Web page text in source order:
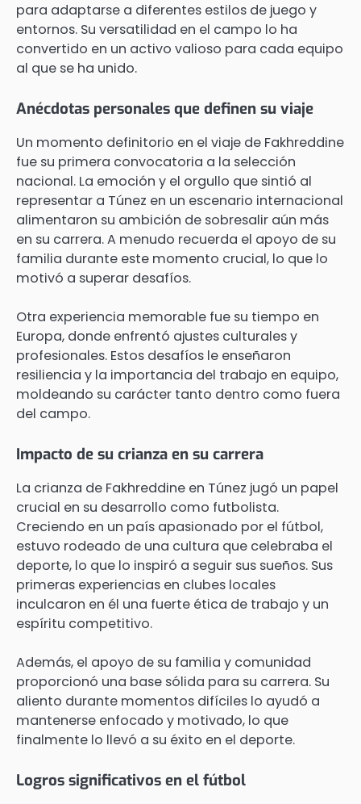
para adaptarse a diferentes estilos de juego y
entornos. Su versatilidad en el campo lo ha
convertido en un activo valioso para cada equipo
al que se ha unido.
Anécdotas personales que definen su viaje
Un momento definitorio en el viaje de Fakhreddine
fue su primera convocatoria a la selección
nacional. La emoción y el orgullo que sintió al
representar a Túnez en un escenario internacional
alimentaron su ambición de sobresalir aún más
en su carrera. A menudo recuerda el apoyo de su
familia durante este momento crucial, lo que lo
motivó a superar desafíos.
Otra experiencia memorable fue su tiempo en
Europa, donde enfrentó ajustes culturales y
profesionales. Estos desafíos le enseñaron
resiliencia y la importancia del trabajo en equipo,
moldeando su carácter tanto dentro como fuera
del campo.
Impacto de su crianza en su carrera
La crianza de Fakhreddine en Túnez jugó un papel
crucial en su desarrollo como futbolista.
Creciendo en un país apasionado por el fútbol,
estuvo rodeado de una cultura que celebraba el
deporte, lo que lo inspiró a seguir sus sueños. Sus
primeras experiencias en clubes locales
inculcaron en él una fuerte ética de trabajo y un
espíritu competitivo.
Además, el apoyo de su familia y comunidad
proporcionó una base sólida para su carrera. Su
aliento durante momentos difíciles lo ayudó a
mantenerse enfocado y motivado, lo que
finalmente lo llevó a su éxito en el deporte.
Logros significativos en el fútbol